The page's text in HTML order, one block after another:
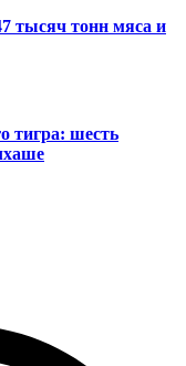
тысяч тонн мяса и
тигра: шесть